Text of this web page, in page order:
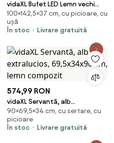
vidaXL Bufet LED Lemn vechi
142,5 x 37 x 100 cm Lemn
compozit
100×142,5×37 cm, cu picioare, cu
ușă
În stoc
Livrare gratuită
574,99 RON
vidaXL Servantă, alb
extralucios, 69,5x34x90 cm,
lemn compozit
90×69,5×34 cm, cu sertare, cu
picioare
În stoc
Livrare gratuită